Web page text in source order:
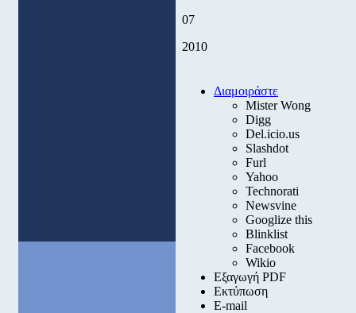
07
2010
Διαμοιράστε
Mister Wong
Digg
Del.icio.us
Slashdot
Furl
Yahoo
Technorati
Newsvine
Googlize this
Blinklist
Facebook
Wikio
Εξαγωγή PDF
Εκτύπωση
E-mail